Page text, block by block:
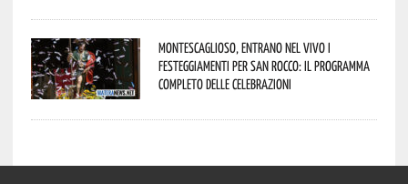
Montescaglioso, entrano nel vivo i
festeggiamenti per San Rocco: il programma
completo delle celebrazioni